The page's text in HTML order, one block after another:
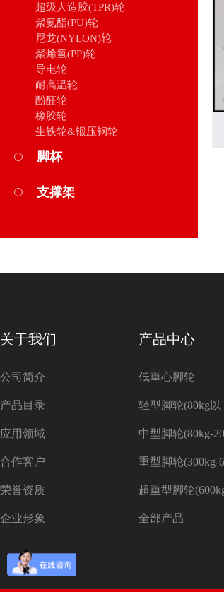
超级人造胶(TPR)轮
聚氨酯(PU)轮
尼龙(NYLON)轮
聚烯氢(PP)轮
导电轮
耐高温轮
酚醛轮
橡胶轮
生铁轮&锻压钢轮
脚杯
支撑架
关于我们
公司简介
产品目录
应用领域
合作客户
荣誉资质
企业形象
产品中心
低重心脚轮
轻型脚轮(80kg以
中型脚轮(80kg-
重型脚轮(300kg-
超重型脚轮
全部产品